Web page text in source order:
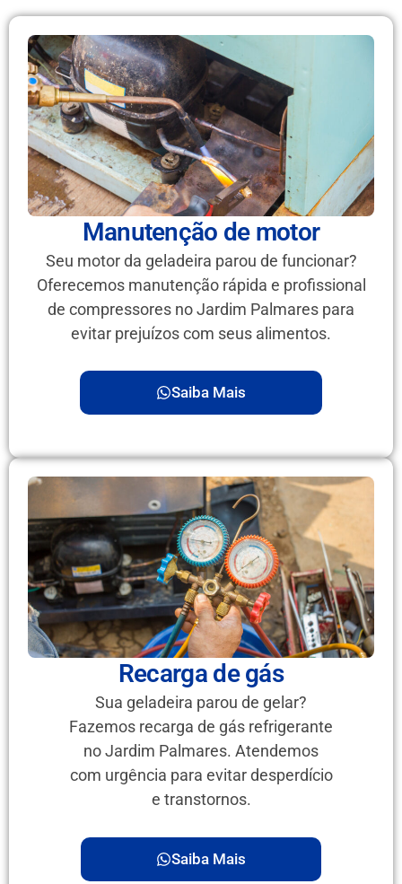
Manutenção de motor
Seu motor da geladeira parou de funcionar?
Oferecemos manutenção rápida e profissional
de compressores no Jardim Palmares para
evitar prejuízos com seus alimentos.
Saiba Mais
Recarga de gás
Sua geladeira parou de gelar?
Fazemos recarga de gás refrigerante
no Jardim Palmares. Atendemos
com urgência para evitar desperdício
e transtornos.
Saiba Mais